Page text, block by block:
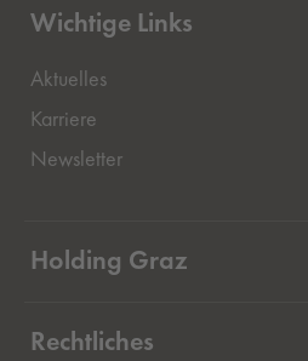
Wichtige Links
Aktuelles
Karriere
Newsletter
Holding Graz
Rechtliches